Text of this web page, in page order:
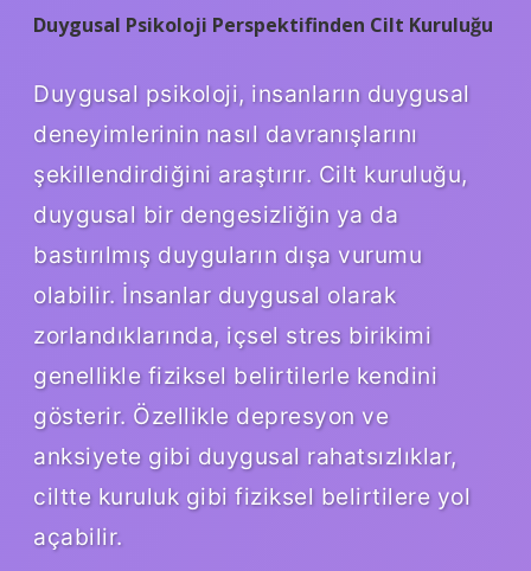
Duygusal Psikoloji Perspektifinden Cilt Kuruluğu
Duygusal psikoloji, insanların duygusal
deneyimlerinin nasıl davranışlarını
şekillendirdiğini araştırır. Cilt kuruluğu,
duygusal bir dengesizliğin ya da
bastırılmış duyguların dışa vurumu
olabilir. İnsanlar duygusal olarak
zorlandıklarında, içsel stres birikimi
genellikle fiziksel belirtilerle kendini
gösterir. Özellikle depresyon ve
anksiyete gibi duygusal rahatsızlıklar,
ciltte kuruluk gibi fiziksel belirtilere yol
açabilir.